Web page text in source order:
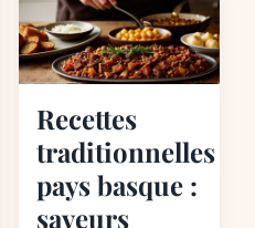
Recettes
traditionnelles
pays basque :
saveurs